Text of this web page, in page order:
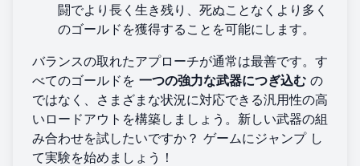
闘でより長く生き残り、死ぬことなくより多く
のゴールドを獲得することを可能にします。
バランスの取れたアプローチが通常は最善です。す
べてのゴールドを 一つの強力な武器につぎ込む の
ではなく、さまざまな状況に対応できる汎用性の高
いロードアウトを構築しましょう。新しい武器の組
み合わせを試したいですか？ ゲームにジャンプし
て実験を始めましょう！